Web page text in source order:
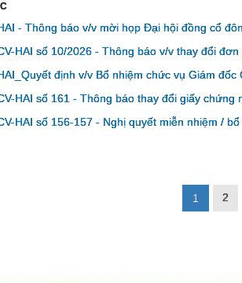
- Thông báo v/v mời họp Đại hội đồng cổ
HAI số 10/2026 - Thông báo v/v thay đổi
định v/v Bổ nhiệm chức vụ Giám đốc
HAI số 161 - Thông báo thay đổi giấy chứng
HAI số 156-157 - Nghị quyết miễn nhiệm /
1 2